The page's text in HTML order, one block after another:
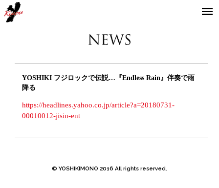
YOSHIKI フジロックで伝説…『Endless Rain』伴奏で雨
降る
https://headlines.yahoo.co.jp/article?a=20180731-
00010012-jisin-ent
© YOSHIKIMONO 2016 All rights reserved.